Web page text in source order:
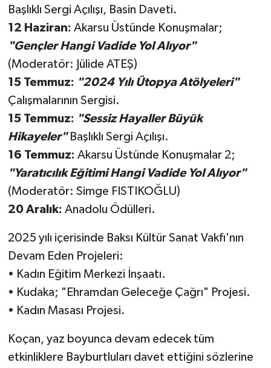
Başlıklı Sergi Açılışı, Basin Daveti.
12 Haziran: Akarsu Üstünde Konuşmalar;
"Gençler Hangi Vadide Yol Alıyor"
(Moderatör: Jülide ATEŞ)
15 Temmuz: "2024 Yılı Ütopya Atölyeleri"
Çalışmalarının Sergisi.
15 Temmuz: "Sessiz Hayaller Büyük
Hikayeler"Başlıklı Sergi Açılışı.
16 Temmuz: Akarsu Üstünde Konuşmalar 2;
"Yaratıcılık Eğitimi Hangi Vadide Yol Alıyor"
(Moderatör: Simge FISTIKOĞLU)
20 Aralık: Anadolu Ödülleri.
2025 yılı içerisinde Baksı Kültür Sanat Vakfı'nın
Devam Eden Projeleri:
• Kadın Eğitim Merkezi İnşaatı.
• Kudaka; "Ehramdan Geleceğe Çağrı" Projesi.
• Kadın Masası Projesi.
Koçan, yaz boyunca devam edecek tüm
etkinliklere Bayburtluları davet ettiğini sözlerine